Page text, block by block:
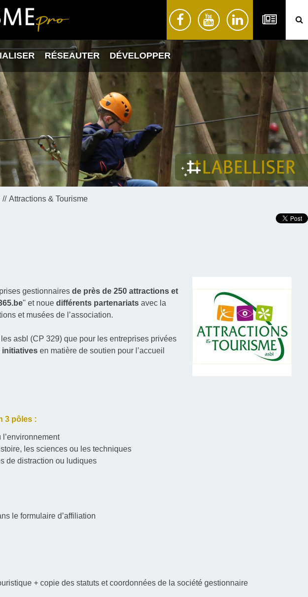
RÉSEAUTER DÉVELOPPER
Attractions & Tourisme
gestionnaires de près de 250 attractions et
" et noue différents partenariats avec la
et musées de l’association.
asbl (CP 329) que pour les entreprises privées
initiativesen matière de soutien pour l’accueil
3 pôles :
les sciences ou les techniques
de distraction ou ludiques
le formulaire d’affiliation
+ copie des statuts et coordonnées de la société gestionnaire